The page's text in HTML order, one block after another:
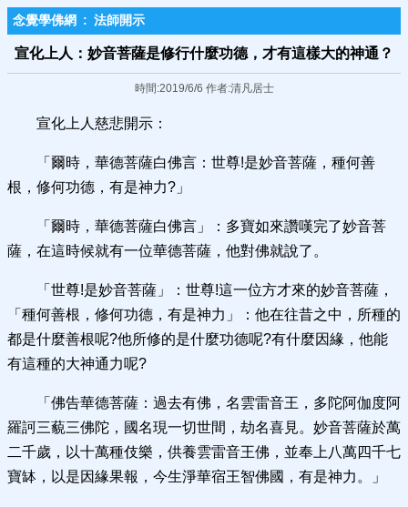
念覺學佛網 : 法師開示
宣化上人：妙音菩薩是修行什麼功德，才有這樣大的神通？
時間:2019/6/6 作者:清凡居士
宣化上人慈悲開示：
「爾時，華德菩薩白佛言：世尊!是妙音菩薩，種何善
根，修何功德，有是神力?」
「爾時，華德菩薩白佛言」：多寶如來讚嘆完了妙音菩
薩，在這時候就有一位華德菩薩，他對佛就說了。
「世尊!是妙音菩薩」：世尊!這一位方才來的妙音菩薩，
「種何善根，修何功德，有是神力」：他在往昔之中，所種的
都是什麼善根呢?他所修的是什麼功德呢?有什麼因緣，他能
有這種的大神通力呢?
「佛告華德菩薩：過去有佛，名雲雷音王，多陀阿伽度阿
羅訶三藐三佛陀，國名現一切世間，劫名喜見。妙音菩薩於萬
二千歲，以十萬種伎樂，供養雲雷音王佛，並奉上八萬四千七
寶缽，以是因緣果報，今生淨華宿王智佛國，有是神力。」